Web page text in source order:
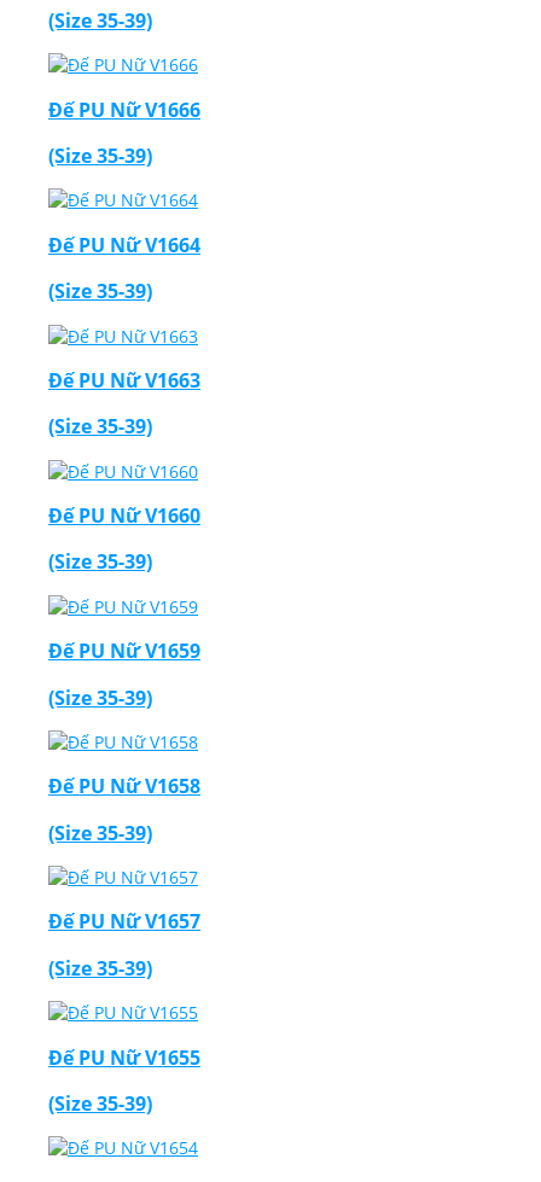
(Size 35-39)
Đế PU Nữ V1666
(Size 35-39)
Đế PU Nữ V1664
(Size 35-39)
Đế PU Nữ V1663
(Size 35-39)
Đế PU Nữ V1660
(Size 35-39)
Đế PU Nữ V1659
(Size 35-39)
Đế PU Nữ V1658
(Size 35-39)
Đế PU Nữ V1657
(Size 35-39)
Đế PU Nữ V1655
(Size 35-39)